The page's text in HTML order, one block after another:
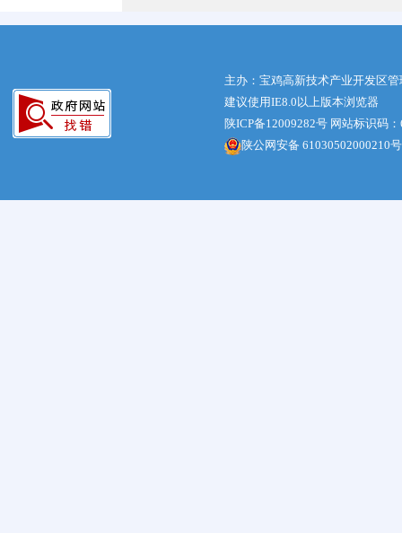
主办：宝鸡高新技术产业开发区
建议使用IE8.0以上版本浏览器
陕ICP备12009282号 网站标识码
陕公网安备 61030502000210号